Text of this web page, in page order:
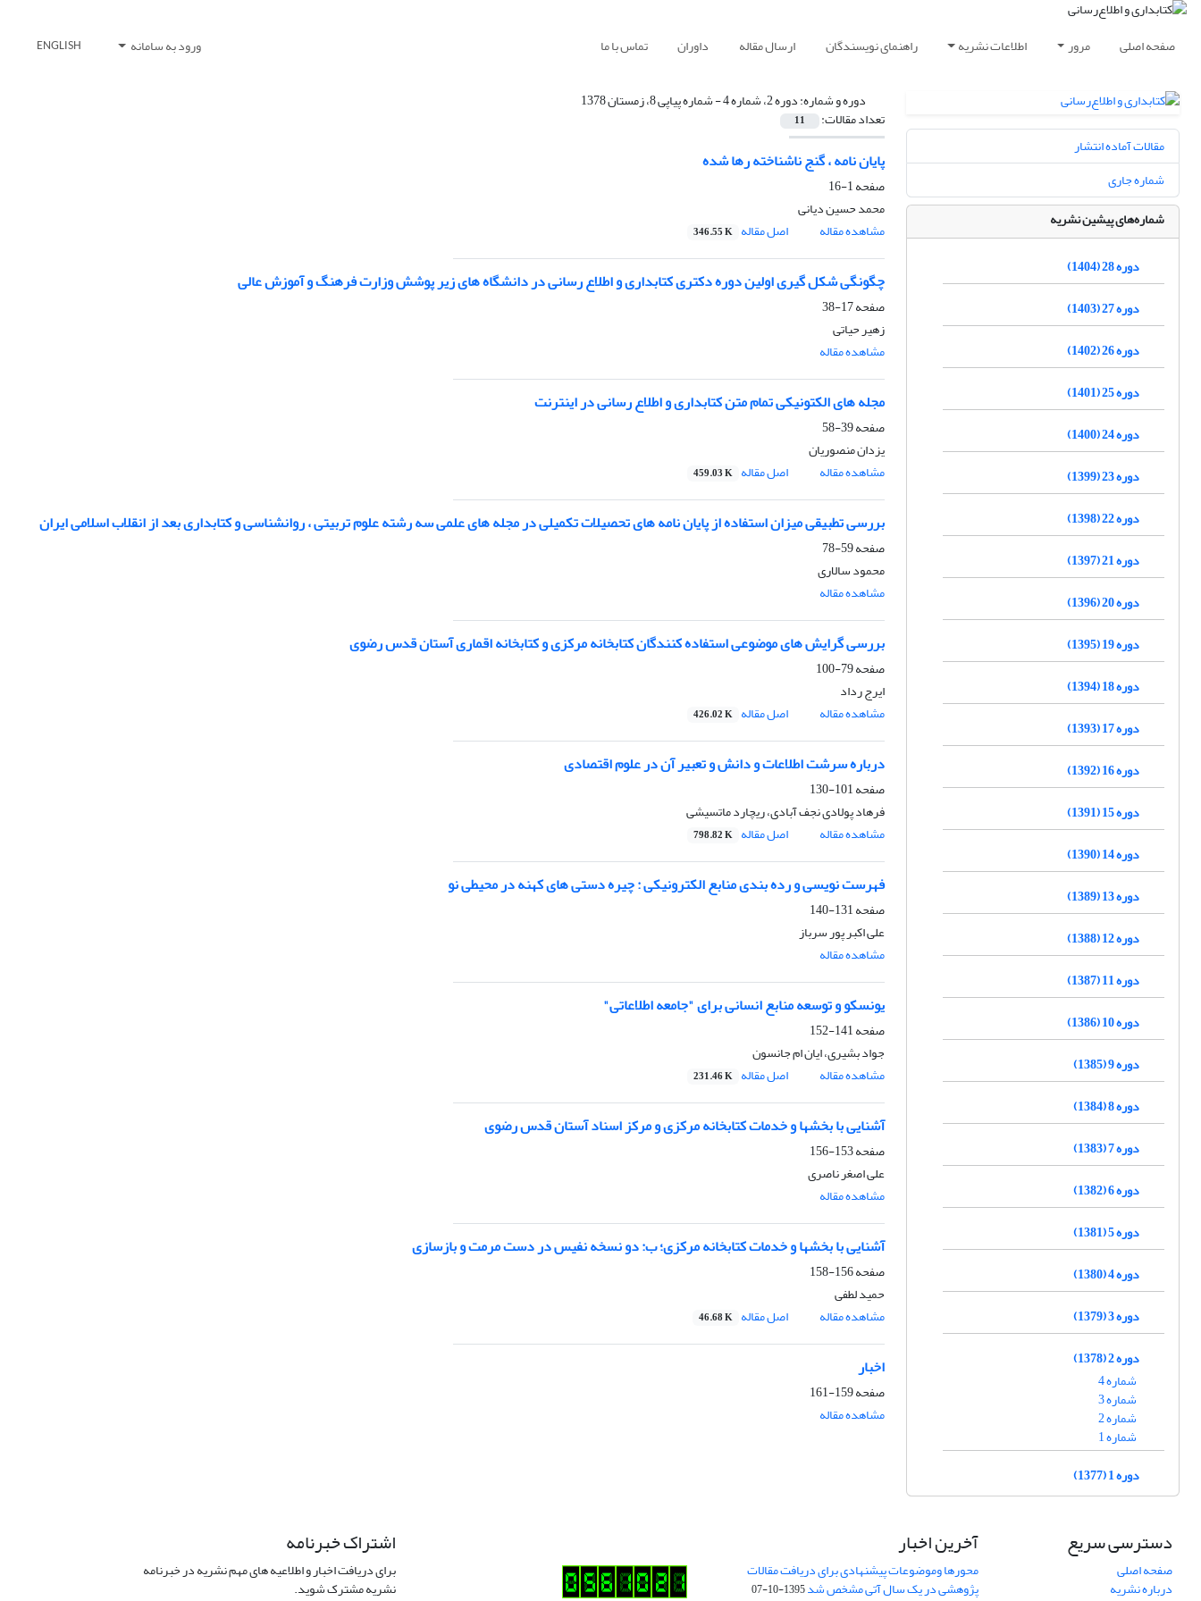
صفحه اصلی مرور اطلاعات نشریه راهنمای نویسندگان ارسال مقاله داوران تماس با ما ورود به سامانه ENGLISH
دوره و شماره:دوره 2، شماره 4 - شماره پیاپی 8، زمستان 1378
تعداد مقالات: 11
پایان نامه ، گنج ناشناخته رها شده
صفحه1-16
محمد حسین دیانی
مشاهده مقاله
اصل مقاله 346.55 K
چگونگی شکل گیری اولین دوره دکتری کتابداری و اطلاع رسانی در دانشگاه های زیر پوشش وزارت فرهنگ و آموزش عالی
صفحه17-38
زهیر حیاتی
مشاهده مقاله
مجله های الکتونیکی تمام متن کتابداری و اطلاع رسانی در اینترنت
صفحه39-58
یزدان منصوریان
مشاهده مقاله
اصل مقاله 459.03 K
بررسی تطبیقی میزان استفاده از پایان نامه های تحصیلات تکمیلی در مجله های علمی سه رشته علوم تربیتی ، روانشناسی و کتابداری بعد از انقلاب اسلامی ایران
صفحه59-78
محمود سالاری
مشاهده مقاله
بررسی گرایش های موضوعی استفاده کنندگان کتابخانه مرکزی و کتابخانه اقماری آستان قدس رضوی
صفحه79-100
ایرج رداد
مشاهده مقاله
اصل مقاله 426.02 K
درباره سرشت اطلاعات و دانش و تعبیر آن در علوم اقتصادی
صفحه101-130
فرهاد پولادی نجف آبادی، ریچارد ماتسیشی
مشاهده مقاله
اصل مقاله 798.82 K
فهرست نویسی و رده بندی منابع الکترونیکی : چیره دستی های کهنه در محیطی نو
صفحه131-140
علی اکبر پور سرباز
مشاهده مقاله
یونسکو و توسعه منابع انسانی برای "جامعه اطلاعاتی"
صفحه141-152
جواد بشیری، ایان ام جانسون
مشاهده مقاله
اصل مقاله 231.46 K
آشنایی با بخشها و خدمات کتابخانه مرکزی و مرکز اسناد آستان قدس رضوی
صفحه153-156
علی اصغر ناصری
مشاهده مقاله
آشنایی با بخشها و خدمات کتابخانه مرکزی؛ ب: دو نسخه نفیس در دست مرمت و بازسازی
صفحه156-158
حمید لطفی
مشاهده مقاله
اصل مقاله 46.68 K
اخبار
صفحه159-161
مشاهده مقاله
مقالات آماده انتشار
شماره جاری
شماره‌های پیشین نشریه
دوره 28 (1404)
دوره 27 (1403)
دوره 26 (1402)
دوره 25 (1401)
دوره 24 (1400)
دوره 23 (1399)
دوره 22 (1398)
دوره 21 (1397)
دوره 20 (1396)
دوره 19 (1395)
دوره 18 (1394)
دوره 17 (1393)
دوره 16 (1392)
دوره 15 (1391)
دوره 14 (1390)
دوره 13 (1389)
دوره 12 (1388)
دوره 11 (1387)
دوره 10 (1386)
دوره 9 (1385)
دوره 8 (1384)
دوره 7 (1383)
دوره 6 (1382)
دوره 5 (1381)
دوره 4 (1380)
دوره 3 (1379)
دوره 2 (1378)
شماره 4
شماره 3
شماره 2
شماره 1
دوره 1 (1377)
دسترسی سریع
صفحه اصلی
درباره نشریه
آخرین اخبار
محورها وموضوعات پیشنهادی برای دریافت مقالات
پژوهشی در یک سال آتی مشخص شد1395-10-07
اشتراک خبرنامه
برای دریافت اخبار و اطلاعیه های مهم نشریه در خبرنامه
نشریه مشترک شوید.